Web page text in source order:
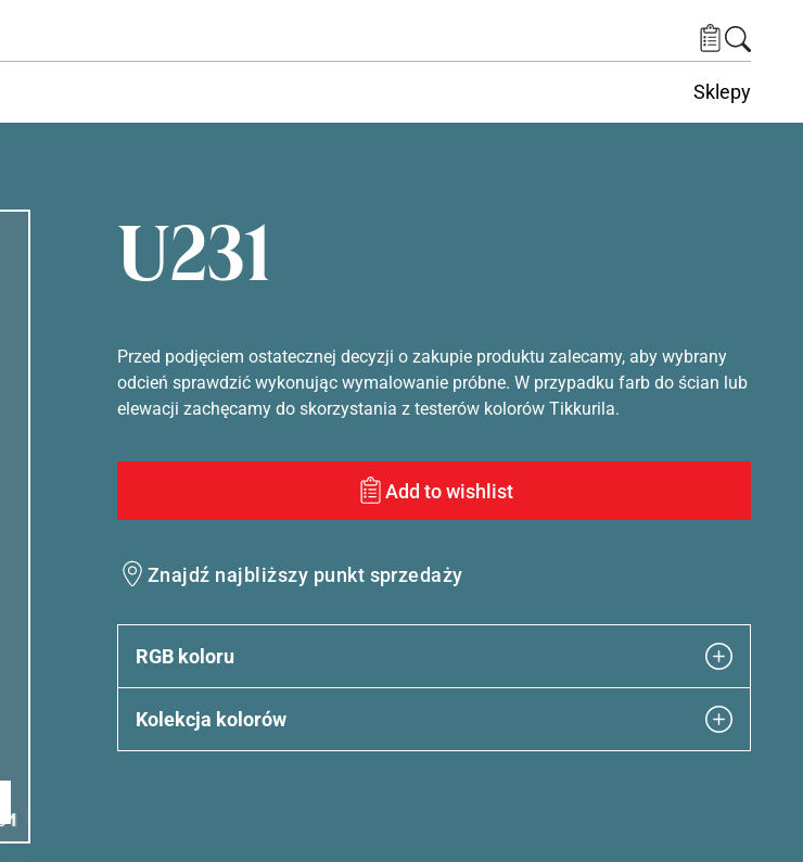
Sklepy
U231
Przed podjęciem ostatecznej decyzji o zakupie produktu zalecamy, aby wybrany
odcień sprawdzić wykonując wymalowanie próbne. W przypadku farb do ścian lub
elewacji zachęcamy do skorzystania z testerów kolorów Tikkurila.
Add to wishlist
Znajdź najbliższy punkt sprzedaży
RGB koloru
Kolekcja kolorów